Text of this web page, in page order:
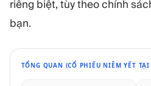
riêng biệt, tùy theo chính
bạn.
TỔNG QUAN (CỔ PHIẾU NIÊM YẾT TẠI